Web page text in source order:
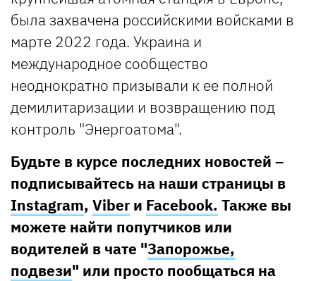
была захвачена российскими войсками в
марте 2022 года. Украина и
международное сообщество
неоднократно призывали к ее полной
демилитаризации и возвращению под
контроль "Энергоатома".
Будьте в курсе последних новостей –
подписывайтесь на наши страницы в
Instagram, Viber и Facebook. Также вы
можете найти попутчиков или
водителей в чате "Запорожье,
подвези" или просто пообщаться на